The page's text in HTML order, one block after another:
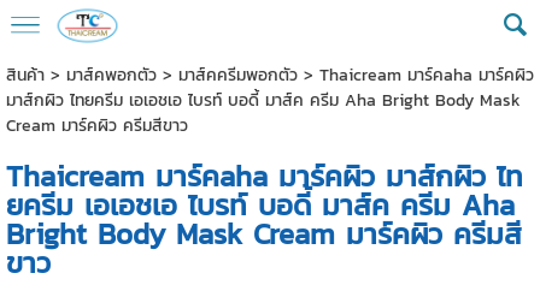
สินค้า> มาส์คพอกตัว> มาส์คครีมพอกตัว> Thaicream มาร์คaha มาร์คผิว
มาส์กผิว ไทยครีม เอเอชเอ ไบรท์ บอดี้ มาส์ค ครีม Aha Bright Body Mask
Cream มาร์คผิว ครีมสีขาว
Thaicream มาร์คaha มาร์คผิว มาส์กผิว ไท
ยครีม เอเอชเอ ไบรท์ บอดี้ มาส์ค ครีม Aha
Bright Body Mask Cream มาร์คผิว ครีมสี
ขาว